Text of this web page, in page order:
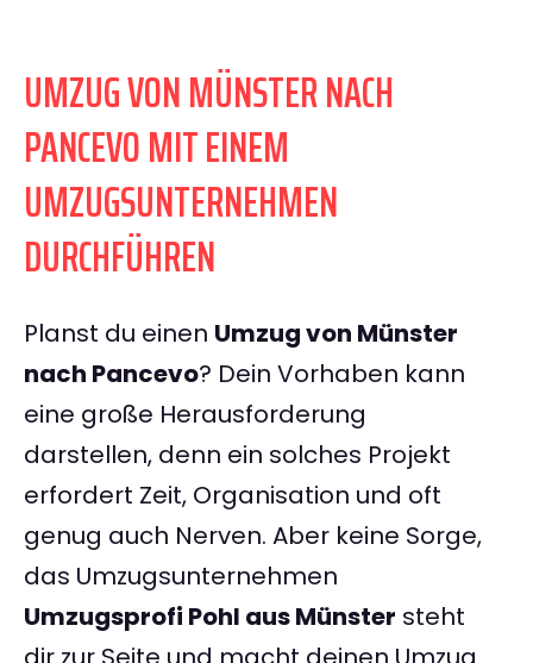
UMZUG VON MÜNSTER NACH
PANCEVO MIT EINEM
UMZUGSUNTERNEHMEN
DURCHFÜHREN
Planst du einen Umzug von Münster
nach Pancevo? Dein Vorhaben kann
eine große Herausforderung
darstellen, denn ein solches Projekt
erfordert Zeit, Organisation und oft
genug auch Nerven. Aber keine Sorge,
das Umzugsunternehmen
Umzugsprofi Pohl aus Münster steht